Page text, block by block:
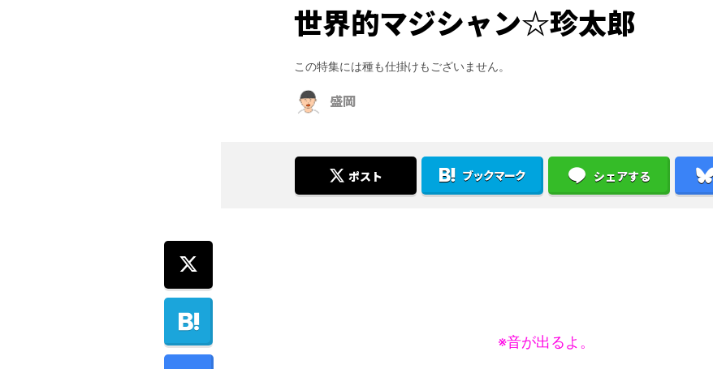
世界的マジシャン☆珍太郎
この特集には種も仕掛けもございません。
盛岡
ポスト ブックマーク シェアする
※音が出るよ。